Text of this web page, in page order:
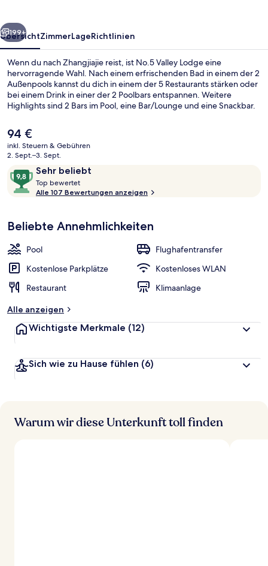
Weiter
199+
ÜbersichtZimmerLageRichtlinien
Wenn du nach Zhangjiajie reist, ist No.5 Valley Lodge eine
hervorragende Wahl. Nach einem erfrischenden Bad in einem der 2
Außenpools kannst du dich in einem der 5 Restaurants stärken oder
bei einem Drink in einer der 2 Poolbars entspannen. Weitere
Highlights sind 2 Bars im Pool, eine Bar/Lounge und eine Snackbar.
Der
aktuelle
Preis
94 €.
94 €
inkl. Steuern & Gebühren
2. Sept.–3. Sept.
Bewertungen
Sehr beliebt
9,8
von
10,
beliebt
Top bewertet
o
b
r
Alle 107 Bewertungen anzeigen
Beliebte Annehmlichkeiten
Pool
Flughafentransfer
Kostenlose Parkplätze
Kostenloses WLAN
Restaurant
Klimaanlage
Alle anzeigen
Wichtigste Merkmale (12)
Sich wie zu Hause fühlen (6)
Warum wir diese Unterkunft toll finden